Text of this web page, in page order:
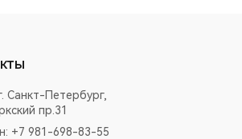
Санкт-Петербург,
пр.31
+7 981-698-83-55